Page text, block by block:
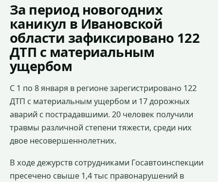
За период новогодних
каникул в Ивановской
области зафиксировано 122
ДТП с материальным
ущербом
С 1 по 8 января в регионе зарегистрировано 122
ДТП с материальным ущербом и 17 дорожных
аварий с пострадавшими. 20 человек получили
травмы различной степени тяжести, среди них
двое несовершеннолетних.
В ходе дежурств сотрудниками Госавтоинспекции
пресечено свыше 1,4 тыс правонарушений в